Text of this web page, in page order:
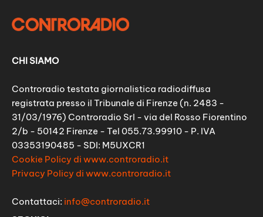
CHI SIAMO
Controradio testata giornalistica radiodiffusa
registrata presso il Tribunale di Firenze (n. 2483 -
31/03/1976) Controradio Srl - via del Rosso Fiorentino
2/b - 50142 Firenze - Tel 055.73.99910 - P. IVA
03353190485 - SDI: M5UXCR1
Cookie Policy di www.controradio.it
Privacy Policy di www.controradio.it
Contattaci: info@controradio.it